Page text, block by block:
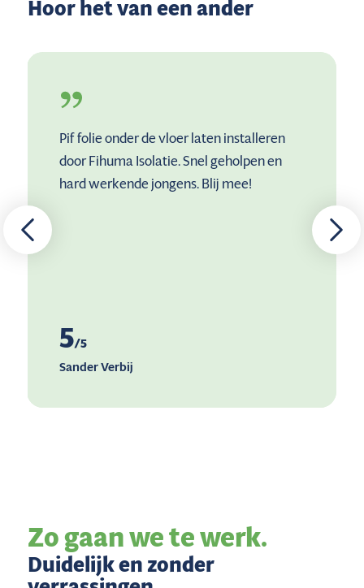
Hoor het van een ander
Pif folie onder de vloer laten installeren
door Fihuma Isolatie. Snel geholpen en
hard werkende jongens. Blij mee!
5/5
Sander Verbij
Zo gaan we te werk.
Duidelijk en zonder